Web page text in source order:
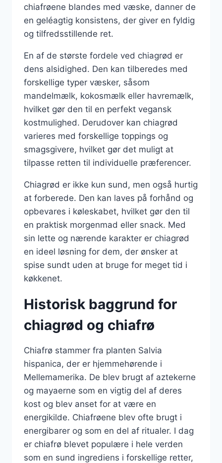
chiafrøene blandes med væske, danner de
en geléagtig konsistens, der giver en fyldig
og tilfredsstillende ret.
En af de største fordele ved chiagrød er
dens alsidighed. Den kan tilberedes med
forskellige typer væsker, såsom
mandelmælk, kokosmælk eller havremælk,
hvilket gør den til en perfekt vegansk
kostmulighed. Derudover kan chiagrød
varieres med forskellige toppings og
smagsgivere, hvilket gør det muligt at
tilpasse retten til individuelle præferencer.
Chiagrød er ikke kun sund, men også hurtig
at forberede. Den kan laves på forhånd og
opbevares i køleskabet, hvilket gør den til
en praktisk morgenmad eller snack. Med
sin lette og nærende karakter er chiagrød
en ideel løsning for dem, der ønsker at
spise sundt uden at bruge for meget tid i
køkkenet.
Historisk baggrund for
chiagrød og chiafrø
Chiafrø stammer fra planten Salvia
hispanica, der er hjemmehørende i
Mellemamerika. De blev brugt af aztekerne
og mayaerne som en vigtig del af deres
kost og blev anset for at være en
energikilde. Chiafrøene blev ofte brugt i
energibarer og som en del af ritualer. I dag
er chiafrø blevet populære i hele verden
som en sund ingrediens i forskellige retter,